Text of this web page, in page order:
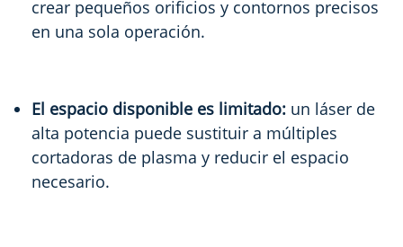
crear pequeños orificios y contornos precisos
en una sola operación.
El espacio disponible es limitado: un láser de
alta potencia puede sustituir a múltiples
cortadoras de plasma y reducir el espacio
necesario.